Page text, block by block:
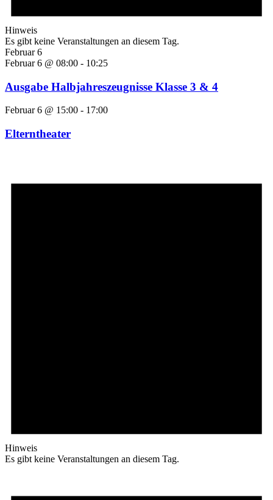
Hinweis
Es gibt keine Veranstaltungen an diesem Tag.
Februar 6
Februar 6 @ 08:00 - 10:25
Ausgabe Halbjahreszeugnisse Klasse 3 & 4
Februar 6 @ 15:00 - 17:00
Elterntheater
Hinweis
Es gibt keine Veranstaltungen an diesem Tag.